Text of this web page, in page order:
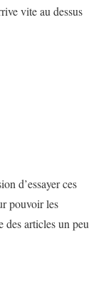
vite au dessus
d’essayer ces
pouvoir les
articles un peu